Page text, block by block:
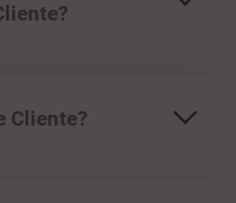
Cliente?